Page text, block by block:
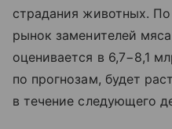
страдания животных.
рынок заменителей
оценивается в 6,7−8,1
по прогнозам, будет
в течение следующего